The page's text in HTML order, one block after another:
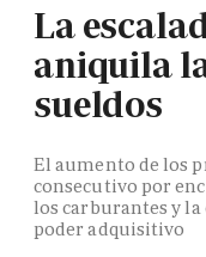
La
aniquila
sueldos
El aumento de los
consecutivo por
los carburantes y
poder adquisitivo